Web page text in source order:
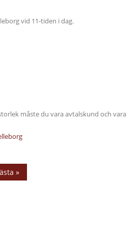
vid 11-tiden i dag.
måste du vara avtalskund och vara
»